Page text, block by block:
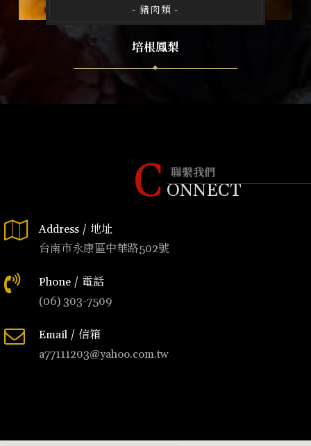
- 豬肉類 -
培根鳳梨
C ONNECT
聯繫我們
Address / 地址
台南市永康區中華路502號
Phone / 電話
(06) 303-7509
Email / 信箱
a77111203@yahoo.com.tw